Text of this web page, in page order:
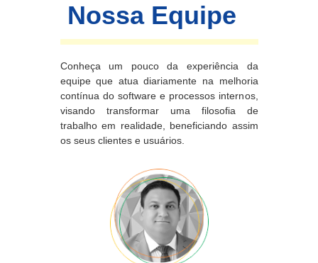
Nossa Equipe
Conheça um pouco da experiência da
equipe que atua diariamente na melhoria
contínua do software e processos internos,
visando transformar uma filosofia de
trabalho em realidade, beneficiando assim
os seus clientes e usuários.